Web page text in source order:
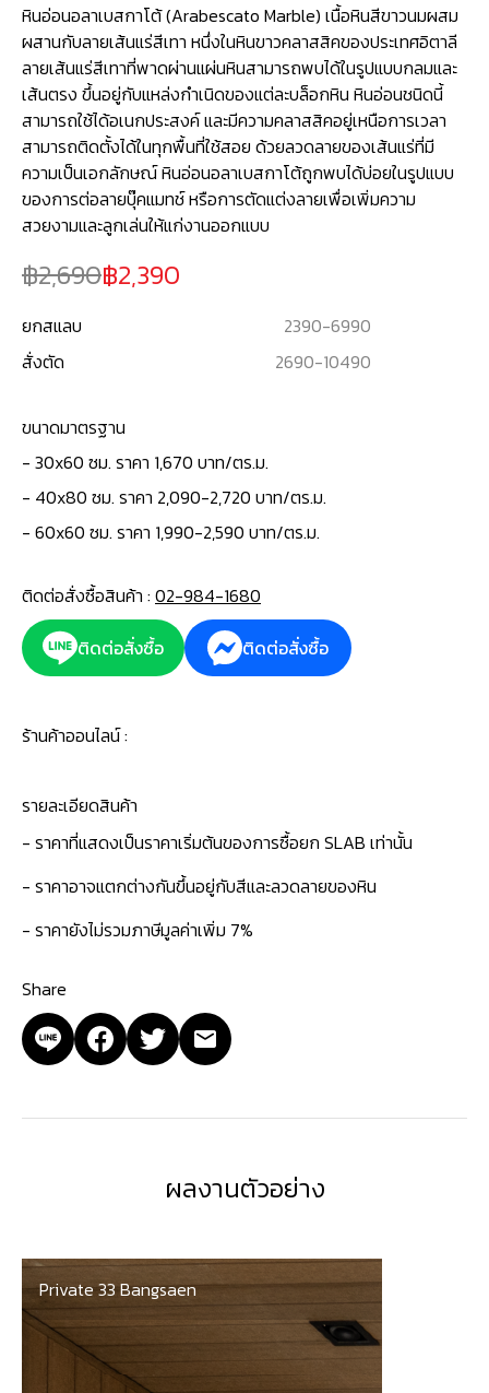
หินอ่อนอลาเบสกาโต้ (Arabescato Marble) เนื้อหินสีขาวนมผสม
ผสานกับลายเส้นแร่สีเทา หนึ่งในหินขาวคลาสสิคของประเทศอิตาลี
ลายเส้นแร่สีเทาที่พาดผ่านแผ่นหินสามารถพบได้ในรูปแบบกลมและ
เส้นตรง ขึ้นอยู่กับแหล่งกำเนิดของแต่ละบล็อกหิน หินอ่อนชนิดนี้
สามารถใช้ได้อเนกประสงค์ และมีความคลาสสิคอยู่เหนือการเวลา
สามารถติดตั้งได้ในทุกพื้นที่ใช้สอย ด้วยลวดลายของเส้นแร่ที่มี
ความเป็นเอกลักษณ์ หินอ่อนอลาเบสกาโต้ถูกพบได้บ่อยในรูปแบบ
ของการต่อลายบุ๊คแมทช์ หรือการตัดแต่งลายเพื่อเพิ่มความ
สวยงามและลูกเล่นให้แก่งานออกแบบ
2,690 2,390
ยกสแลบ 2390-6990
สั่งตัด
2690-10490
ขนาดมาตรฐาน
- 30x60 ซม. ราคา 1,670 บาท/ตร.ม.
- 40x80 ซม. ราคา 2,090-2,720 บาท/ตร.ม.
- 60x60 ซม. ราคา 1,990-2,590 บาท/ตร.ม.
ติดต่อสั่งซื้อสินค้า : 02-984-1680
ติดต่อสั่งซื้อ
ติดต่อสั่งซื้อ
ร้านค้าออนไลน์ :
รายละเอียดสินค้า
- ราคาที่แสดงเป็นราคาเริ่มต้นของการซื้อยก SLAB เท่านั้น
- ราคาอาจแตกต่างกันขึ้นอยู่กับสีและลวดลายของหิน
- ราคายังไม่รวมภาษีมูลค่าเพิ่ม 7%
Share
ผลงานตัวอย่าง
Private 33 Bangsaen